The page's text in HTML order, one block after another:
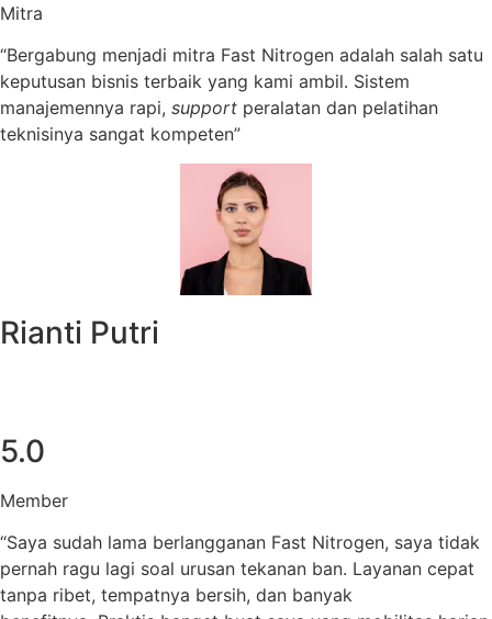
Mitra
“Bergabung menjadi mitra Fast Nitrogen adalah salah satu
keputusan bisnis terbaik yang kami ambil. Sistem
manajemennya rapi, support peralatan dan pelatihan
teknisinya sangat kompeten”
Rianti Putri
5.0
Member
“Saya sudah lama berlangganan Fast Nitrogen, saya tidak
pernah ragu lagi soal urusan tekanan ban. Layanan cepat
tanpa ribet, tempatnya bersih, dan banyak